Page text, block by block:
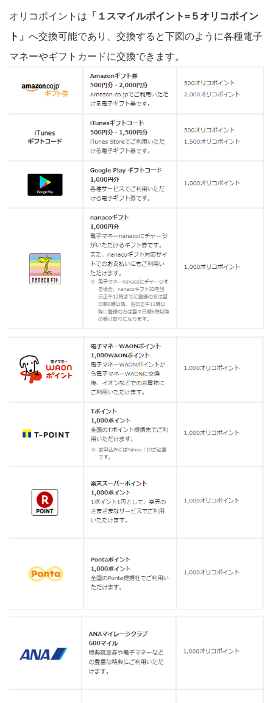
オリコポイントは 「１スマイルポイント=５オリコポイン
ト」 へ交換可能であり、交換すると下図のように各種電子
マネーやギフトカードに交換できます。